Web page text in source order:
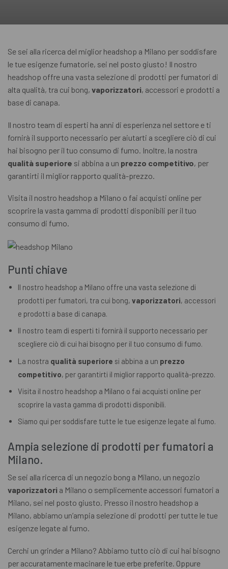
Se sei alla ricerca del miglior headshop a Milano per soddisfare
le tue esigenze fumatorie, sei nel posto giusto! Il nostro
headshop offre una vasta selezione di prodotti per fumatori di
alta qualità, tra cui bong, vaporizzatori, accessori e prodotti a
base di canapa.
Il nostro team di esperti ha anni di esperienza nel settore e ti
fornirà il supporto necessario per aiutarti a scegliere ciò di cui
hai bisogno per il tuo consumo di fumo. Inoltre, la nostra
qualità superiore si abbina a un prezzo competitivo, per
garantirti il miglior rapporto qualità-prezzo.
Visita il nostro headshop a Milano o fai acquisti online per
scoprire la vasta gamma di prodotti disponibili per il tuo
consumo di fumo.
Punti chiave
Il nostro headshop a Milano offre una vasta selezione di
prodotti per fumatori, tra cui bong, vaporizzatori, accessori
e prodotti a base di canapa.
Il nostro team di esperti ti fornirà il supporto necessario per
scegliere ciò di cui hai bisogno per il tuo consumo di fumo.
La nostra qualità superiore si abbina a un prezzo
competitivo, per garantirti il miglior rapporto qualità-prezzo.
Visita il nostro headshop a Milano o fai acquisti online per
scoprire la vasta gamma di prodotti disponibili.
Siamo qui per soddisfare tutte le tue esigenze legate al fumo.
Ampia selezione di prodotti per fumatori a
Milano.
Se sei alla ricerca di un negozio bong a Milano, un negozio
vaporizzatori a Milano o semplicemente accessori fumatori a
Milano, sei nel posto giusto. Presso il nostro headshop a
Milano, abbiamo un’ampia selezione di prodotti per tutte le tue
esigenze legate al fumo.
Cerchi un grinder a Milano? Abbiamo tutto ciò di cui hai bisogno
per accuratamente macinare le tue erbe preferite. Oppure